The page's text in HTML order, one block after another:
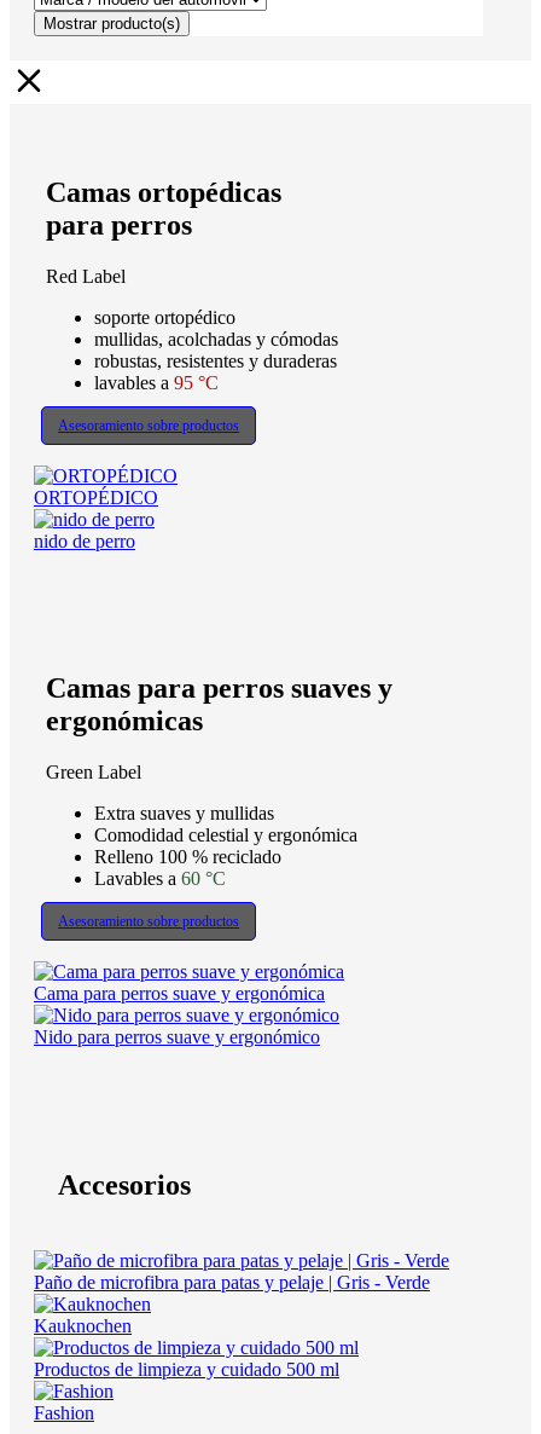
Mostrar producto(s)
Camas ortopédicas
para perros
Red Label
soporte ortopédico
mullidas, acolchadas y cómodas
robustas, resistentes y duraderas
lavables a 95 °C
Asesoramiento sobre productos
ORTOPÉDICO
nido de perro
Camas para perros suaves y
ergonómicas
Green Label
Extra suaves y mullidas
Comodidad celestial y ergonómica
Relleno 100 % reciclado
Lavables a 60 °C
Asesoramiento sobre productos
Cama para perros suave y ergonómica
Nido para perros suave y ergonómico
Accesorios
Paño de microfibra para patas y pelaje | Gris - Verde
Kauknochen
Productos de limpieza y cuidado 500 ml
Fashion